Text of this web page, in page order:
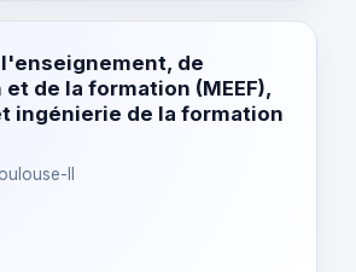
de
de la formation (MEEF),
ingénierie de la formation
II